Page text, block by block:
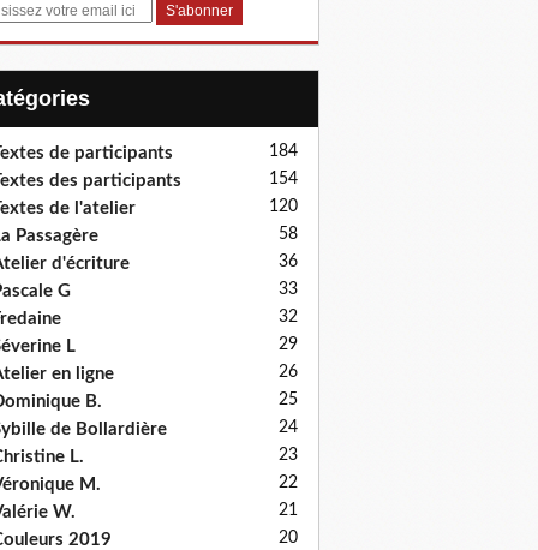
de participants 184
des participants 154
de l'atelier 120
Passagère 58
d'écriture 36
G 33
32
L 29
en ligne 26
B. 25
de Bollardière 24
L. 23
M. 22
W. 21
2019 20